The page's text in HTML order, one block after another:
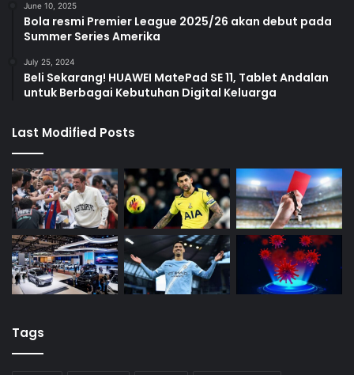
June 10, 2025
Bola resmi Premier League 2025/26 akan debut pada
Summer Series Amerika
July 25, 2024
Beli Sekarang! HUAWEI MatePad SE 11, Tablet Andalan
untuk Berbagai Kebutuhan Digital Keluarga
Last Modified Posts
Tags